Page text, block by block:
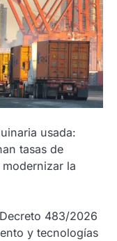
usada:
tasas de
la
483/2026
y tecnologías